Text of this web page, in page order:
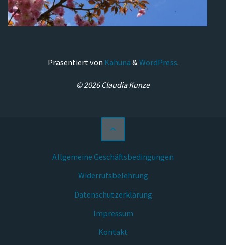
Präsentiert von Kahuna & WordPress.
© 2026 Claudia Kunze
Allgemeine Geschäftsbedingungen
Widerrufsbelehrung
Datenschutzerklärung
Impressum
Kontakt